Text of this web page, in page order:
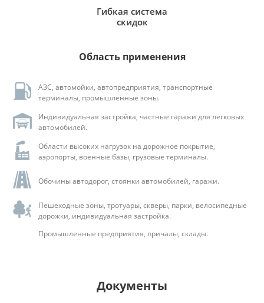
Гибкая система
скидок
Область применения
АЗС, автомойки, автопредприятия, транспортные
терминалы, промышленные зоны.
Индивидуальная застройка, частные гаражи для легковых
автомобилей.
Области высоких нагрузок на дорожное покрытие,
аэропорты, военные базы, грузовые терминалы.
Обочины автодорог, стоянки автомобилей, гаражи.
Пешеходные зоны, тротуары, скверы, парки, велосипедные
дорожки, индивидуальная застройка.
Промышленные предприятия, причалы, склады.
Документы